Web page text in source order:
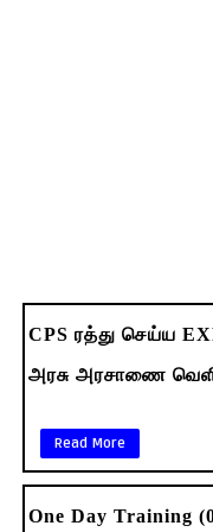
CPS ரத்து செய்ய
அரசு அரசாணை
Read More
One Day Training